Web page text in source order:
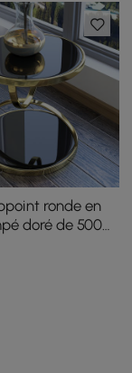
ronde en
doré de 500